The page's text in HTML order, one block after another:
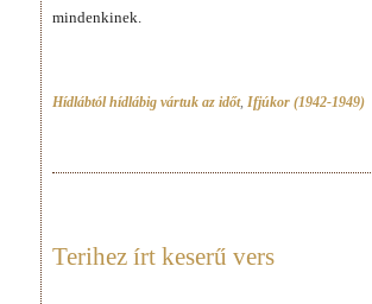
mindenkinek.
Hídlábtól hídlábig vártuk az időt, Ifjúkor (1942-1949)
Terihez írt keserű vers